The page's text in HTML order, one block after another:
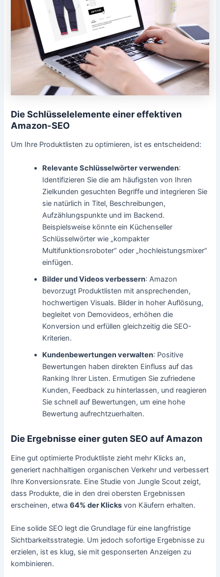
Die Schlüsselelemente einer effektiven
Amazon-SEO
Um Ihre Produktlisten zu optimieren, ist es entscheidend:
Relevante Schlüsselwörter verwenden:
Identifizieren Sie die am häufigsten von Ihren
Zielkunden gesuchten Begriffe und integrieren Sie
sie natürlich in Titel, Beschreibungen,
Aufzählungspunkte und im Backend.
Beispielsweise könnte ein Küchenseller
Schlüsselwörter wie „kompakter
Multifunktionsroboter“ oder „hochleistungsmixer“
einfügen.
Bilder und Videos verbessern: Amazon
bevorzugt Produktlisten mit ansprechenden,
hochwertigen Visuals. Bilder in hoher Auflösung,
begleitet von Demovideos, erhöhen die
Konversion und erfüllen gleichzeitig die SEO-
Kriterien.
Kundenbewertungen verwalten: Positive
Bewertungen haben direkten Einfluss auf das
Ranking Ihrer Listen. Ermutigen Sie zufriedene
Kunden, Feedback zu hinterlassen, und reagieren
Sie schnell auf Bewertungen, um eine hohe
Bewertung aufrechtzuerhalten.
Die Ergebnisse einer guten SEO auf Amazon
Eine gut optimierte Produktliste zieht mehr Klicks an,
generiert nachhaltigen organischen Verkehr und verbessert
Ihre Konversionsrate. Eine Studie von Jungle Scout zeigt,
dass Produkte, die in den drei obersten Ergebnissen
erscheinen, etwa64% der Klicks von Käufern erhalten.
Eine solide SEO legt die Grundlage für eine langfristige
Sichtbarkeitsstrategie. Um jedoch sofortige Ergebnisse zu
erzielen, ist es klug, sie mit gesponserten Anzeigen zu
kombinieren.